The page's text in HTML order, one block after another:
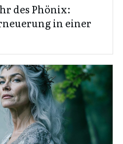
des Phönix:
in einer